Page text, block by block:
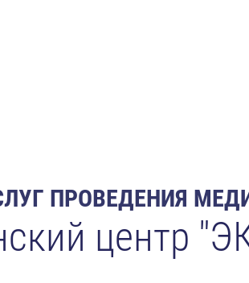
ПРОВЕДЕНИЯ
центр